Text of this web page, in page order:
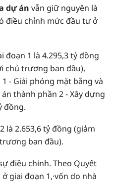
dự án vẫn giữ nguyên là
điều chỉnh mức đầu tư ở
đoạn 1 là 4.295,3 tỷ đồng
chủ trương ban đầu),
- Giải phóng mặt bằng và
thành phần 2 - Xây dựng
đồng.
là 2.653,6 tỷ đồng (giảm
ban đầu).
điều chỉnh. Theo Quyết
giai đoạn 1,·vốn do nhà